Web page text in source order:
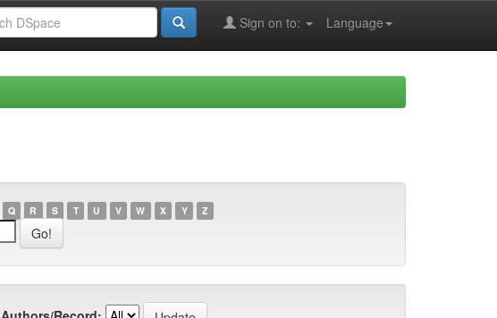
Language
Sign on to:
Q R S T U V W X Y Z